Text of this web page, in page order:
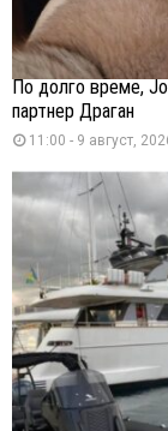
По долго време,
партнер Драган
11:00 - 9 август,